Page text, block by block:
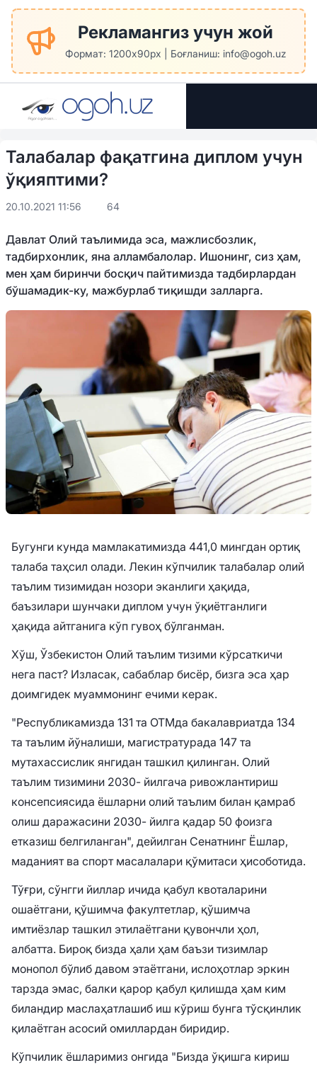
Рекламангиз учун жой
Формат: 1200x90px | Боғланиш: info@ogoh.uz
Талабалар фақатгина диплом учун
ўқияптими?
20.10.2021 11:56 64
Давлат Олий таълимида эса, мажлисбозлик,
тадбирхонлик, яна алламбалолар. Ишонинг, сиз ҳам,
мен ҳам биринчи босқич пайтимизда тадбирлардан
бўшамадик-ку, мажбурлаб тиқишди залларга.
Бугунги кунда мамлакатимизда 441,0 мингдан ортиқ
талаба таҳсил олади. Лекин кўпчилик талабалар олий
таълим тизимидан нозори эканлиги ҳақида,
баъзилари шунчаки диплом учун ўқиётганлиги
ҳақида айтганига кўп гувоҳ бўлганман.
Хўш, Ўзбекистон Олий таълим тизими кўрсаткичи
нега паст? Изласак, сабаблар бисёр, бизга эса ҳар
доимгидек муаммонинг ечими керак.
"Республикамизда 131 та ОТМда бакалавриатда 134
та таълим йўналиши, магистратурада 147 та
мутахассислик янгидан ташкил қилинган. Олий
таълим тизимини 2030- йилгача ривожлантириш
консепсиясида ёшларни олий таълим билан қамраб
олиш даражасини 2030- йилга қадар 50 фоизга
етказиш белгиланган", дейилган Сенатнинг Ёшлар,
маданият ва спорт масалалари қўмитаси ҳисоботида.
Тўғри, сўнгги йиллар ичида қабул квоталарини
ошаётгани, қўшимча факултетлар, қўшимча
имтиёзлар ташкил этилаётгани қувончли ҳол,
албатта. Бироқ бизда ҳали ҳам баъзи тизимлар
монопол бўлиб давом этаётгани, ислоҳотлар эркин
тарзда эмас, балки қарор қабул қилишда ҳам ким
биландир маслаҳатлашиб иш кўриш бунга тўсқинлик
қилаётган асосий омиллардан биридир.
Кўпчилик ёшларимиз онгида "Бизда ўқишга кириш